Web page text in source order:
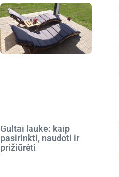
Gultai lauke: kaip
pasirinkti, naudoti ir
prižiūrėti